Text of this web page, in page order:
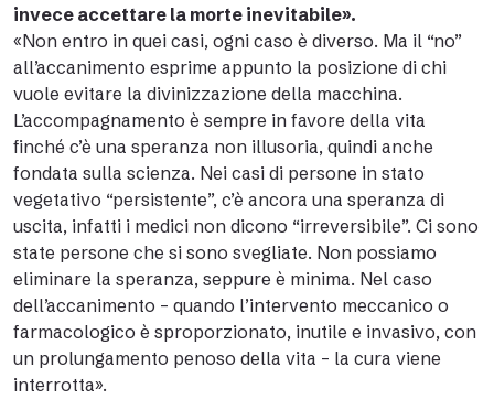
invece accettare la morte inevitabile».
«Non entro in quei casi, ogni caso è diverso. Ma il “no”
all’accanimento esprime appunto la posizione di chi
vuole evitare la divinizzazione della macchina.
L’accompagnamento è sempre in favore della vita
finché c’è una speranza non illusoria, quindi anche
fondata sulla scienza. Nei casi di persone in stato
vegetativo “persistente”, c’è ancora una speranza di
uscita, infatti i medici non dicono “irreversibile”. Ci sono
state persone che si sono svegliate. Non possiamo
eliminare la speranza, seppure è minima. Nel caso
dell’accanimento – quando l’intervento meccanico o
farmacologico è sproporzionato, inutile e invasivo, con
un prolungamento penoso della vita – la cura viene
interrotta».